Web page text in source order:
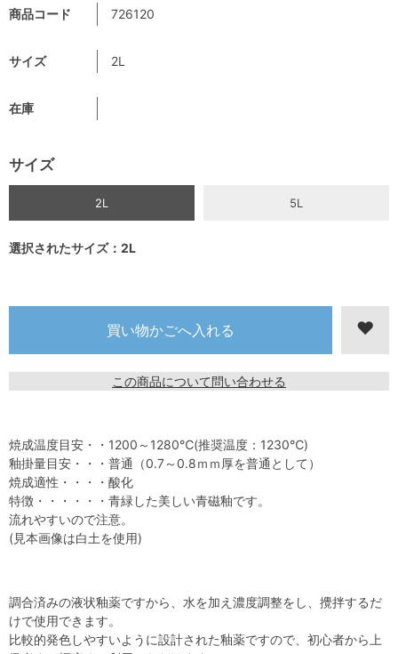
商品コード 726120
サイズ 2L
在庫
サイズ
2L 5L
選択されたサイズ：2L
この商品について問い合わせる
焼成温度目安・・1200～1280℃(推奨温度：1230℃)
釉掛量目安・・・普通（0.7～0.8ｍｍ厚を普通として）
焼成適性・・・・酸化
特徴・・・・・・青緑した美しい青磁釉です。
流れやすいので注意。
(見本画像は白土を使用)
調合済みの液状釉薬ですから、水を加え濃度調整をし、攪拌するだ
けで使用できます。
比較的発色しやすいように設計された釉薬ですので、初心者から上